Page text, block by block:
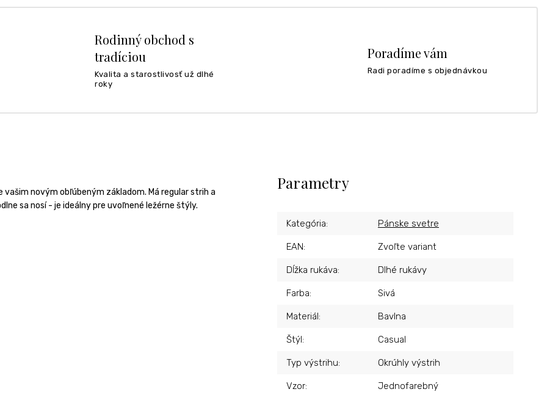
Rodinný obchod s
tradíciou
Kvalita a starostlivosť už dlhé
roky
Poradíme vám
Radi poradíme s objednávkou
novým obľúbeným základom. Má regular strih a
sa nosí - je ideálny pre uvoľnené ležérne štýly.
Parametry
Kategória: Pánske svetre
EAN: Zvoľte variant
Dĺžka rukáva: Dlhé rukávy
Farba: Sivá
Materiál: Bavlna
Štýl: Casual
Typ výstrihu: Okrúhly výstrih
Vzor: Jednofarebný